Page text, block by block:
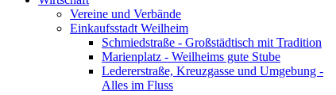
Vereine und Verbände
Einkaufsstadt Weilheim
Schmiedstraße - Großstädtisch mit Tradition
Marienplatz - Weilheims gute Stube
Ledererstraße, Kreuzgasse und Umgebung -
Alles im Fluss